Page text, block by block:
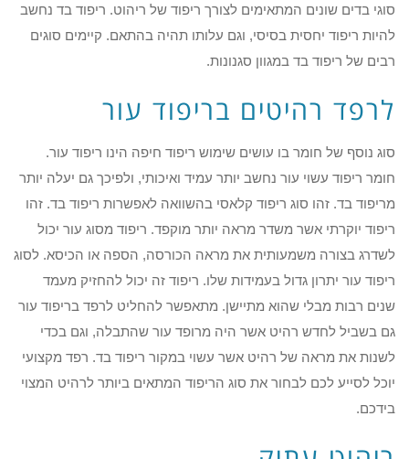
סוגי בדים שונים המתאימים לצורך ריפוד של ריהוט. ריפוד בד נחשב
להיות ריפוד יחסית בסיסי, וגם עלותו תהיה בהתאם. קיימים סוגים
רבים של ריפוד בד במגוון סגנונות.
לרפד רהיטים בריפוד עור
סוג נוסף של חומר בו עושים שימוש ריפוד חיפה הינו ריפוד עור.
חומר ריפוד עשוי עור נחשב יותר עמיד ואיכותי, ולפיכך גם יעלה יותר
מריפוד בד. זהו סוג ריפוד קלאסי בהשוואה לאפשרות ריפוד בד. זהו
ריפוד יוקרתי אשר משדר מראה יותר מוקפד. ריפוד מסוג עור יכול
לשדרג בצורה משמעותית את מראה הכורסה, הספה או הכיסא. לסוג
ריפוד עור יתרון גדול בעמידות שלו. ריפוד זה יכול להחזיק מעמד
שנים רבות מבלי שהוא מתיישן. מתאפשר להחליט לרפד בריפוד עור
גם בשביל לחדש רהיט אשר היה מרופד עור שהתבלה, וגם בכדי
לשנות את מראה של רהיט אשר עשוי במקור ריפוד בד. רפד מקצועי
יוכל לסייע לכם לבחור את סוג הריפוד המתאים ביותר לרהיט המצוי
בידכם.